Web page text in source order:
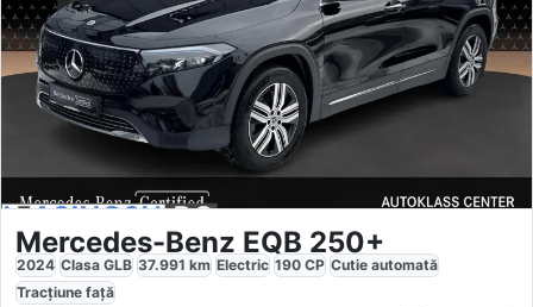
Mercedes-Benz EQB 250+
2024 Clasa GLB 37.991 km Electric 190 CP Cutie automată
Tracțiune față